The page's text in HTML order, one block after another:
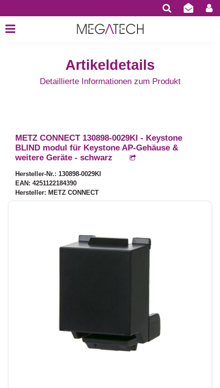
Artikeldetails
Detaillierte Informationen zum Produkt
METZ CONNECT 130898-0029KI - Keystone
BLIND modul für Keystone AP-Gehäuse &
weitere Geräte - schwarz
Hersteller-Nr.: 130898-0029KI
EAN: 4251122184390
Hersteller: METZ CONNECT